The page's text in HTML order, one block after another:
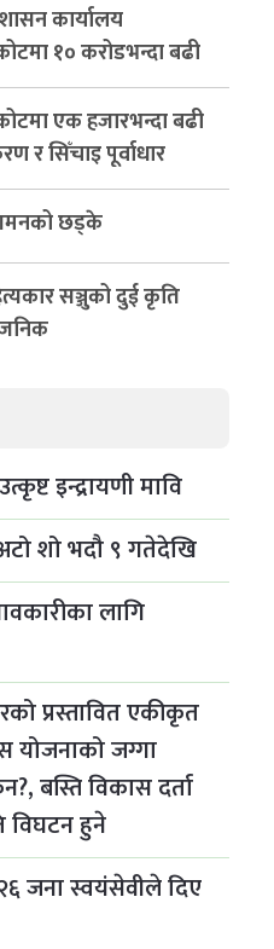
कार्यालय
१० करोडभन्दा बढी
संकलन, ७४ प्रतिशत
एक हजारभन्दा बढी
र सिँचाइ पूर्वाधार
छड्के
सञ्जुको दुई कृति
इन्द्रायणी मावि
शो भदौ ९ गतेदेखि
लागि
प्रस्तावित एकीकृत
योजनाको जग्गा
बस्ति विकास दर्ता
विघटन हुने
जना स्वयंसेवीले दिए